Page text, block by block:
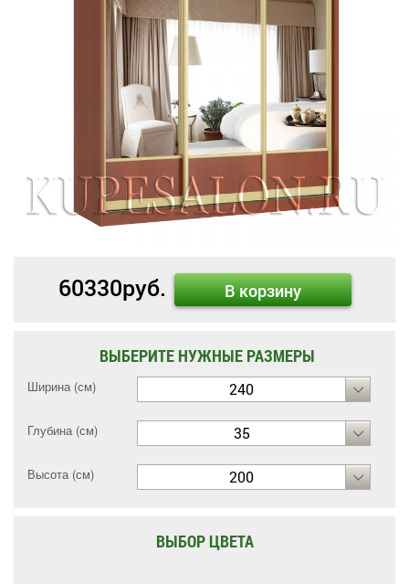
60330руб. В корзину
ВЫБЕРИТЕ НУЖНЫЕ РАЗМЕРЫ
Ширина (см) 240
Глубина (см) 35
Высота (см) 200
ВЫБОР ЦВЕТА